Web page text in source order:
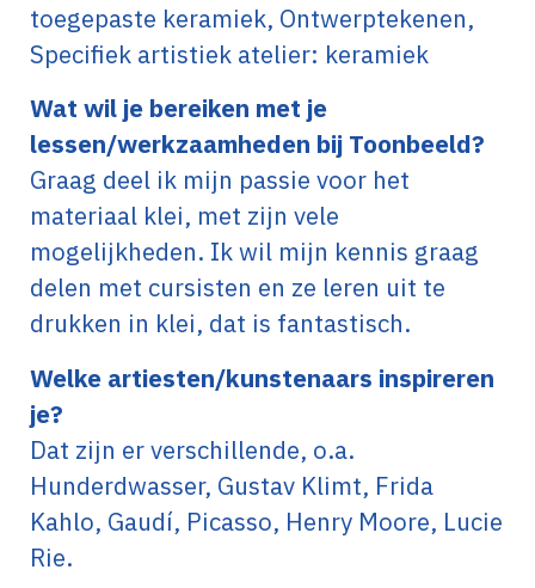
toegepaste keramiek, Ontwerptekenen,
Specifiek artistiek atelier: keramiek
Wat wil je bereiken met je
lessen/werkzaamheden bij Toonbeeld?
Graag deel ik mijn passie voor het
materiaal klei, met zijn vele
mogelijkheden. Ik wil mijn kennis graag
delen met cursisten en ze leren uit te
drukken in klei, dat is fantastisch.
Welke artiesten/kunstenaars inspireren
je?
Dat zijn er verschillende, o.a.
Hunderdwasser, Gustav Klimt, Frida
Kahlo, Gaudí, Picasso, Henry Moore, Lucie
Rie.